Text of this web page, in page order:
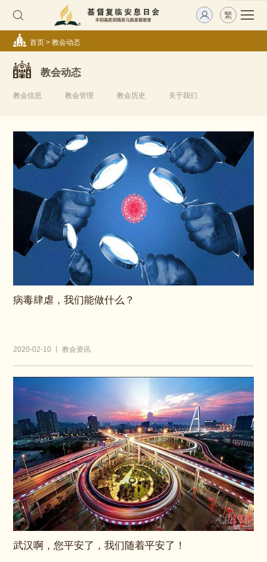
繁
首页> 教会动态
教会动态
教会信息 教会管理 教会历史 关于我们
病毒肆虐，我们能做什么？
2020-02-10 丨 教会资讯
武汉啊，您平安了，我们随着平安了！